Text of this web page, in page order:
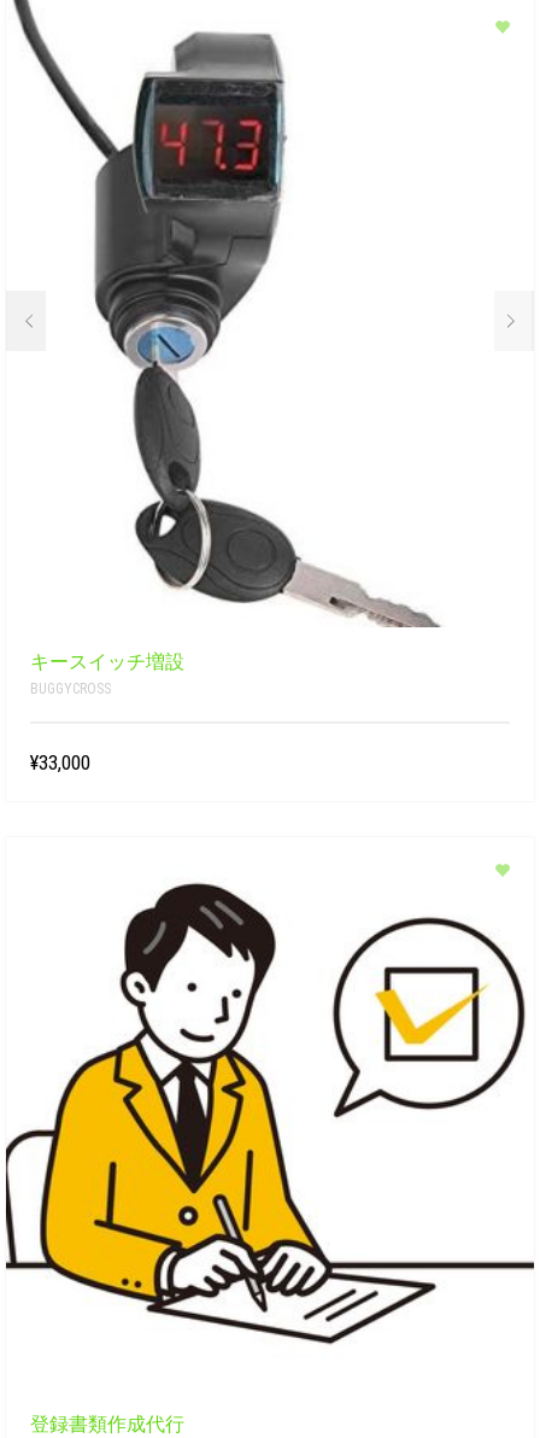
キースイッチ増設
BUGGYCROSS
¥33,000
登録書類作成代行